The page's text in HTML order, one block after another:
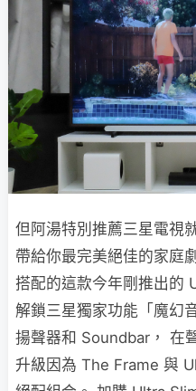
但阿湯特別推薦三星電視
帶給你最完美絕佳的家庭
搭配的這款今年剛推出的
解鎖三星獨家功能「魔幻
揚聲器和 Soundbar， 在
升級因為 The Frame 與